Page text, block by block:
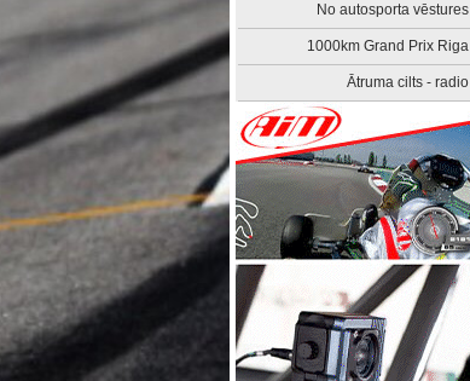
No autosporta vēstures
1000km Grand Prix Riga
Ātruma cilts - radio